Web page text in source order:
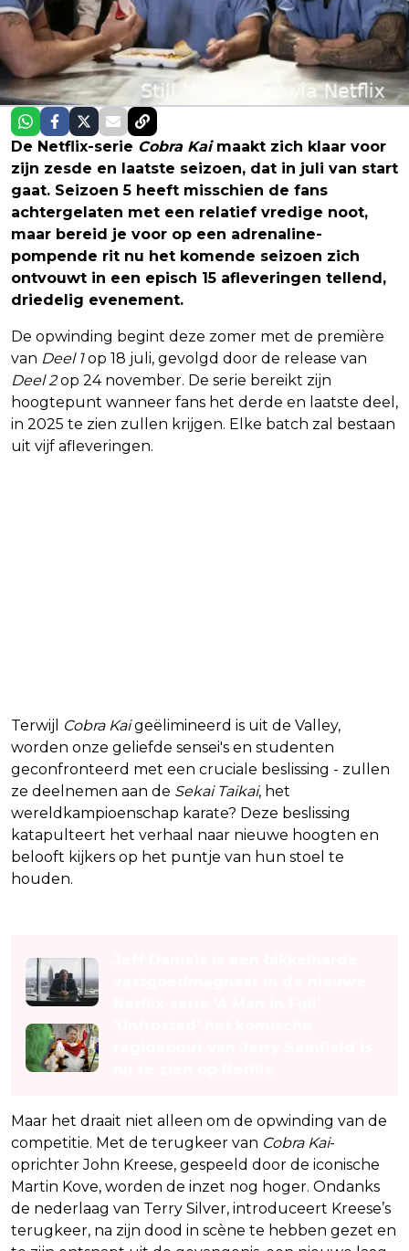
De Netflix-serie Cobra Kaimaakt zich klaar voor
zijn zesde en laatste seizoen, dat in juli van start
gaat. Seizoen 5 heeft misschien de fans
achtergelaten met een relatief vredige noot,
maar bereid je voor op een adrenaline-
pompende rit nu het komende seizoen zich
ontvouwt in een episch 15 afleveringen tellend,
driedelig evenement.
De opwinding begint deze zomer met de première
van Deel 1op 18 juli, gevolgd door de release van
Deel 2op 24 november. De serie bereikt zijn
hoogtepunt wanneer fans het derde en laatste deel,
in 2025 te zien zullen krijgen. Elke batch zal bestaan
uit vijf afleveringen.
Terwijl Cobra Kaigeëlimineerd is uit de Valley,
worden onze geliefde sensei's en studenten
geconfronteerd met een cruciale beslissing - zullen
ze deelnemen aan de Sekai Taikai, het
wereldkampioenschap karate? Deze beslissing
katapulteert het verhaal naar nieuwe hoogten en
belooft kijkers op het puntje van hun stoel te
houden.
Maar het draait niet alleen om de opwinding van de
competitie. Met de terugkeer van Cobra Kai-
oprichter John Kreese, gespeeld door de iconische
Martin Kove, worden de inzet nog hoger. Ondanks
de nederlaag van Terry Silver, introduceert Kreese’s
terugkeer, na zijn dood in scène te hebben gezet en